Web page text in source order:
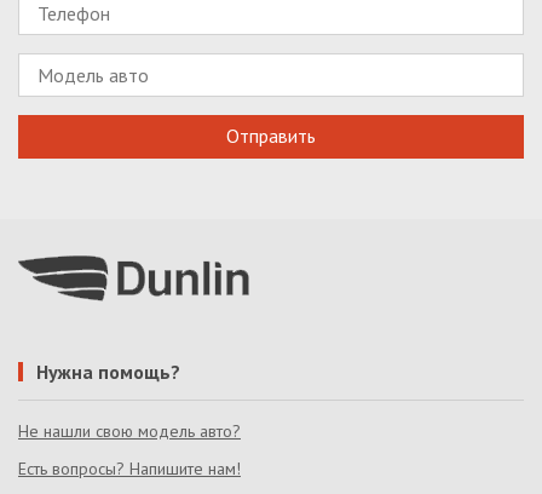
Нужна помощь?
Не нашли свою модель авто?
Есть вопросы? Напишите нам!